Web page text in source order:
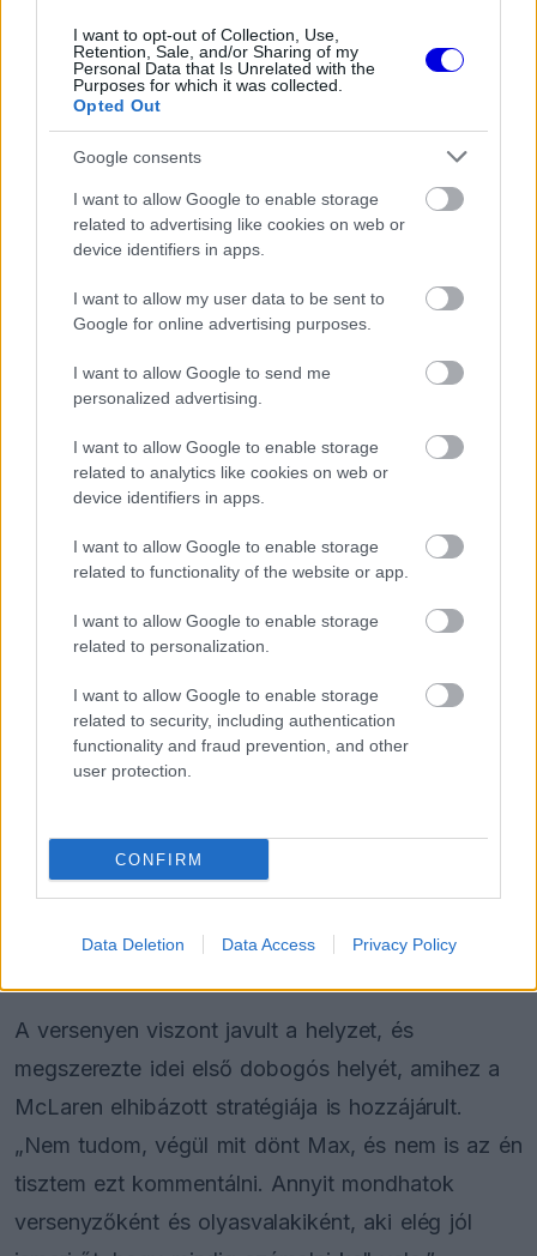
I want to opt-out of Collection, Use,
Retention, Sale, and/or Sharing of my
Personal Data that Is Unrelated with the
Purposes for which it was collected.
Opted Out
Google consents
I want to allow Google to enable storage
related to advertising like cookies on web or
device identifiers in apps.
I want to allow my user data to be sent to
Google for online advertising purposes.
I want to allow Google to send me
personalized advertising.
I want to allow Google to enable storage
related to analytics like cookies on web or
device identifiers in apps.
I want to allow Google to enable storage
related to functionality of the website or app.
I want to allow Google to enable storage
related to personalization.
I want to allow Google to enable storage
related to security, including authentication
functionality and fraud prevention, and other
user protection.
CONFIRM
Data Deletion Data Access Privacy Policy
„Őszintén szólva nem tudom, merre tartunk, és
nem is az én dolgom dönteni erről. Abban viszont
biztos vagyok, hogy bármit lépnek, az előrelépést
jelent majd. A Forma–1 mindig képes volt
Példaként az energiamenedzsment körüli vitákat
említette. „A versenyzők nem voltak elégedettek
az elektrifikáció szintjével, de történtek
módosítások, és az időmérőn már látszott, hogy
jobban működik a rendszer.”
Verstappent nem szabad leírni
De la Rosa szerint a mostani erőviszonyok sem
véglegesek. Úgy látja, a következő futamokon
pályáról pályára változhat, melyik csapat kerül
előnybe. Az idei szezonban eddig aMercedes
McLaren és a Ferrari mögött a Red Bull csak
Verstappen nyíltan bírálta a beállításokat, amelyek
szerinte nem működtek, hiába jelezte előre az
A versenyen viszont javult a helyzet, és
megszerezte idei első dobogós helyét, amihez a
McLaren elhibázott stratégiája is hozzájárult.
„Nem tudom, végül mit dönt Max, és nem is az én
tisztem ezt kommentálni. Annyit mondhatok
versenyzőként és olyasvalakiként, aki elég jól